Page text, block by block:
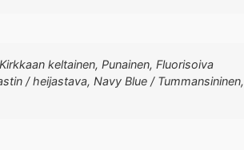
keltainen, Punainen, Fluorisoiva
/ heijastava, Navy Blue / Tummansininen,